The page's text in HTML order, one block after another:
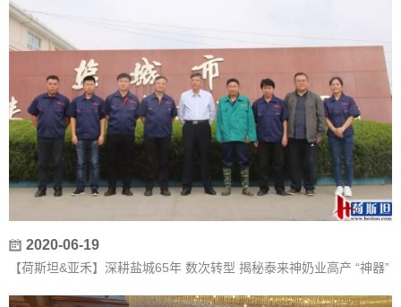
2020-06-19
【荷斯坦&亚禾】深耕盐城65年 数次转型 揭秘泰来神奶业高产 “神器”